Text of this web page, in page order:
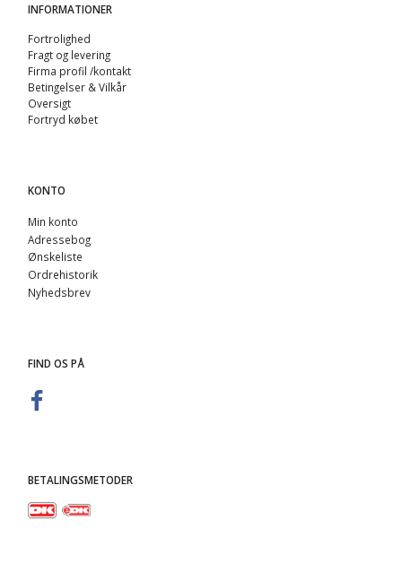
INFORMATIONER
Fortrolighed
Fragt og levering
Firma profil /kontakt
Betingelser & Vilkår
Oversigt
Fortryd købet
KONTO
Min konto
Adressebog
Ønskeliste
Ordrehistorik
Nyhedsbrev
FIND OS PÅ
BETALINGSMETODER